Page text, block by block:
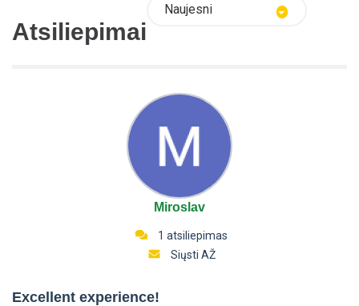
Atsiliepimai
Naujesni
Miroslav
1 atsiliepimas
Siųsti AŽ
Excellent experience!